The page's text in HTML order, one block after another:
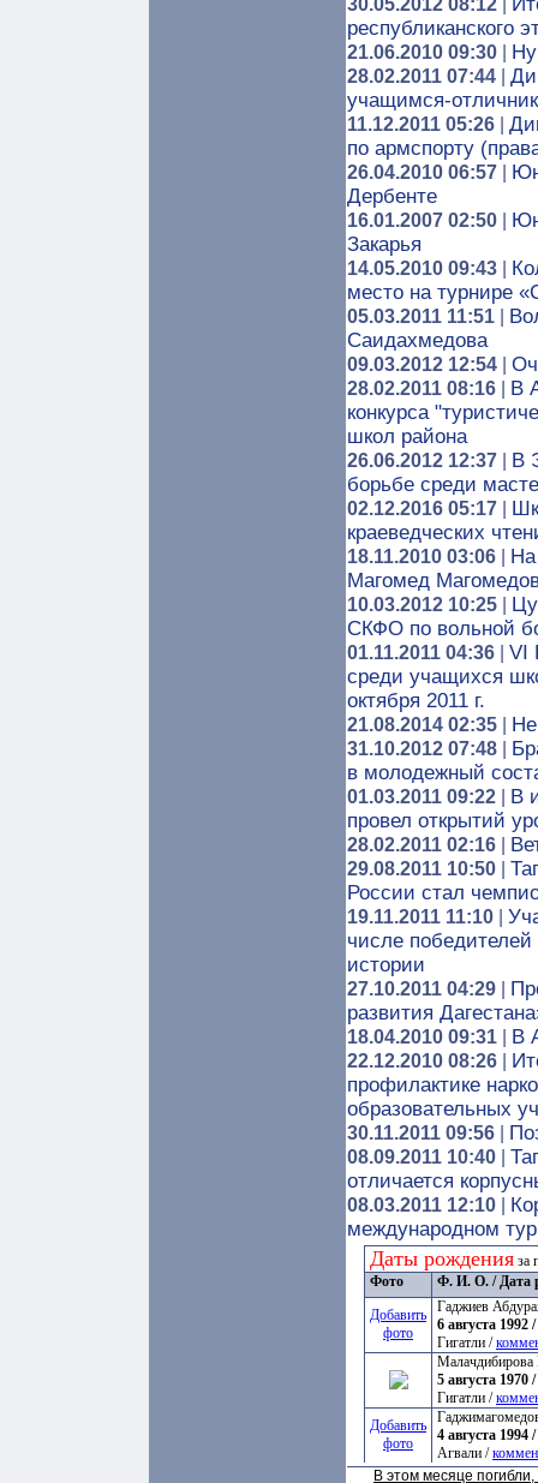
30.05.2012 08:12
республиканского
21.06.2010 09:30
28.02.2011 07:44
учащимся-
11.12.2011 05:26
по армспорту
26.04.2010 06:57
Дербенте
16.01.2007 02:50
Закарья
14.05.2010 09:43
место на турнире
05.03.2011 11:51
Саидахмедова
09.03.2012 12:54
28.02.2011 08:16
В
конкурса
школ района
26.06.2012 12:37
В
борьбе среди
02.12.2016 05:17
краеведческих
18.11.2010 03:06
На
Магомед
10.03.2012 10:25
СКФО по вольной
01.11.2011 04:36
VI
среди учащихся
октября 2011 г.
21.08.2014 02:35
31.10.2012 07:48
в молодежный
01.03.2011 09:22
В
провел открытий
28.02.2011 02:16
29.08.2011 10:50
России стал
19.11.2011 11:10
числе
истории
27.10.2011 04:29
развития
18.04.2010 09:31 В
22.12.2010 08:26
профилактике
образовательных
30.11.2011 09:56
08.09.2011 10:40
отличается
08.03.2011 12:10
международном
Даты рождения за
Фото
Ф. И. О. / Дата
Добавить
фото
Гаджиев
6 августа 1992
Гигатли /
5 августа 1970
Гигатли /
Добавить
фото
4 августа 1994
Агвали /
В этом месяце